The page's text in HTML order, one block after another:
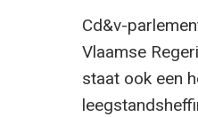
Cd&v-
Vlaamse
staat ook een